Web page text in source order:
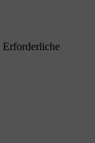
Erforderliche